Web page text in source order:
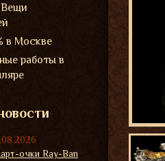
в Москве
работы в
очки Ray-Ban